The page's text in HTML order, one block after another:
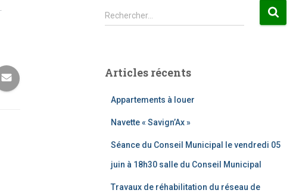
R
e
r
Rechercher…
Articles récents
Appartements à louer
Navette « Savign’Ax »
Séance du Conseil Municipal le vendredi 05
juin à 18h30 salle du Conseil Municipal
Travaux de réhabilitation du réseau de